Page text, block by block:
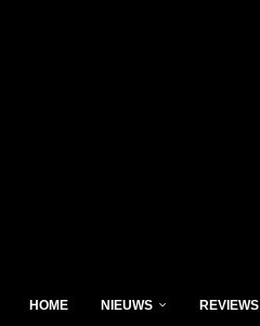
HOME NIEUWS REVIEWS